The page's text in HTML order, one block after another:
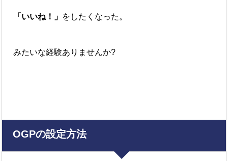
「いいね！」 をしたくなった。
みたいな経験ありませんか?
OGPの設定方法